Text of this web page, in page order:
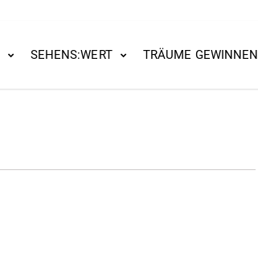
SEHENS:WERT TRÄUME GEWINNEN